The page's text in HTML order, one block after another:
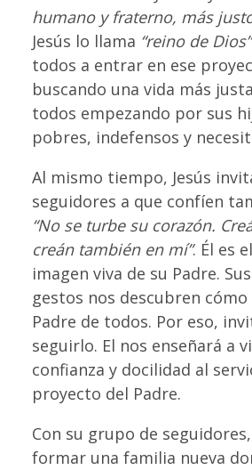
humano y fraterno, más
Jesús lo llama “reino de Dios”
todos a entrar en ese
buscando una vida más
todos empezando por sus
pobres, indefensos y
Al mismo tiempo, Jesús
seguidores a que confíen
“No se turbe su corazón.
creán también en mí”. Él es
imagen viva de su Padre.
gestos nos descubren
Padre de todos. Por eso,
seguirlo. El nos enseñará a
confianza y docilidad al
proyecto del Padre.
Con su grupo de
formar una familia nueva